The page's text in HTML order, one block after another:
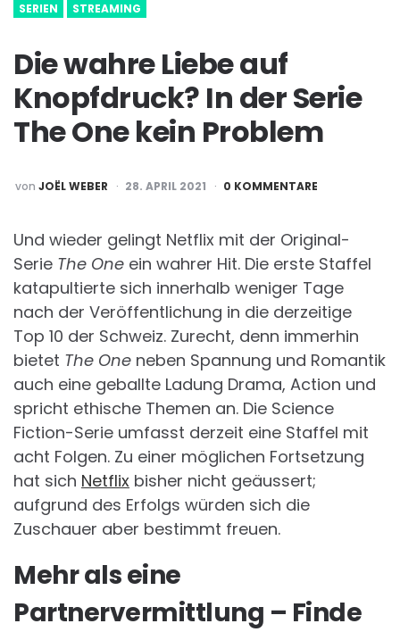
SERIEN STREAMING
Die wahre Liebe auf
Knopfdruck? In der Serie
The One kein Problem
POSTED
BY
von JOËL WEBER 28. APRIL 2021 0 KOMMENTARE
Und wieder gelingt Netflix mit der Original-
Serie The One ein wahrer Hit. Die erste Staffel
katapultierte sich innerhalb weniger Tage
nach der Veröffentlichung in die derzeitige
Top 10 der Schweiz. Zurecht, denn immerhin
bietet The One neben Spannung und Romantik
auch eine geballte Ladung Drama, Action und
spricht ethische Themen an. Die Science
Fiction-Serie umfasst derzeit eine Staffel mit
acht Folgen. Zu einer möglichen Fortsetzung
hat sich Netflix bisher nicht geäussert;
aufgrund des Erfolgs würden sich die
Zuschauer aber bestimmt freuen.
Mehr als eine
Partnervermittlung – Finde